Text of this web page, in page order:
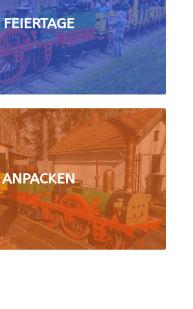
FEIERTAGE
ANPACKEN